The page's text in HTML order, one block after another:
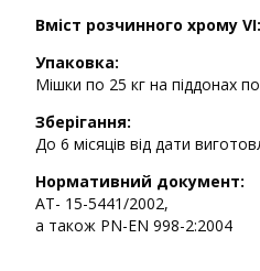
Вміст розчинного хрому VI:
Упаковка:
Мішки по 25 кг на піддонах
Зберігання:
До 6 місяців від дати
Нормативний документ:
АТ- 15-5441/2002,
а також PN-EN 998-2:2004